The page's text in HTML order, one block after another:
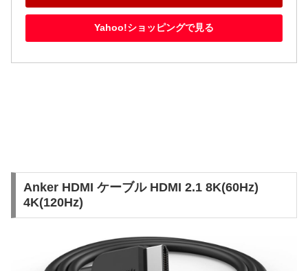
Yahoo!ショッピングで見る
Anker HDMI ケーブル HDMI 2.1 8K(60Hz)
4K(120Hz)